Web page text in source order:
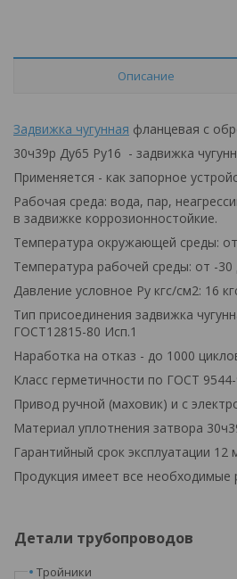
Описание
Задвижка чугунная фланцевая с
30ч39р Ду65 Ру16 - задвижка
Применяется - как запорное
Рабочая среда: вода, пар,
в задвижке коррозионностойкие.
Температура окружающей среды:
Температура рабочей среды: от -30
Давление условное Pу кгс/см2: 16
Тип присоединения задвижка
ГОСТ12815-80 Исп.1
Наработка на отказ - до 1000
Класс герметичности по ГОСТ 9544-
Привод ручной (маховик) и с
Материал уплотнения затвора
Гарантийный срок эксплуатации 12
Продукция имеет все необходимые
Детали трубопроводов
Тройники